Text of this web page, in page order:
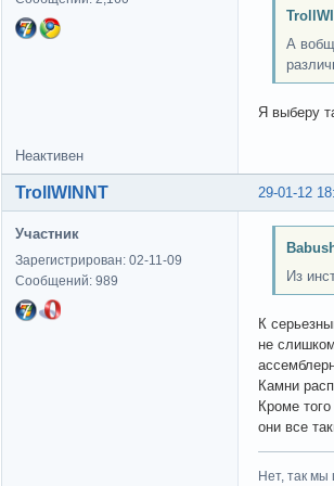
А
Я выберу
Неактивен
29-01-12
TrollWINNT
Участник
Зарегистрирован: 02-11-09
Сообщений: 989
Из
К
не
Камни
Кроме
они все
Нет, так мы